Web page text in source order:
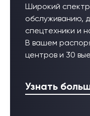
Широкий спектр
обслуживанию,
спецтехники и
В вашем
центров и 30
Узнать